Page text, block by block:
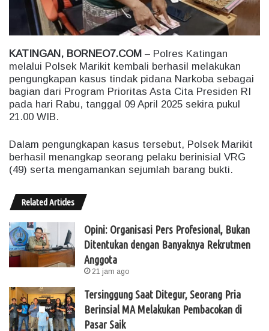
KATINGAN, BORNEO7.COM – Polres Katingan
melalui Polsek Marikit kembali berhasil melakukan
pengungkapan kasus tindak pidana Narkoba sebagai
bagian dari Program Prioritas Asta Cita Presiden RI
pada hari Rabu, tanggal 09 April 2025 sekira pukul
21.00 WIB.
Dalam pengungkapan kasus tersebut, Polsek Marikit
berhasil menangkap seorang pelaku berinisial VRG
(49) serta mengamankan sejumlah barang bukti.
Related Articles
Opini: Organisasi Pers Profesional, Bukan
Ditentukan dengan Banyaknya Rekrutmen
Anggota
21 jam ago
Tersinggung Saat Ditegur, Seorang Pria
Berinsial MA Melakukan Pembacokan di
Pasar Saik